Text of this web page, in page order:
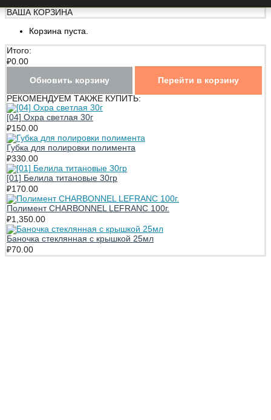
ВАША КОРЗИНА
Корзина пуста.
Итого:
₽0.00
Обновить корзину
Перейти в корзину
РЕКОМЕНДУЕМ ТАКЖЕ КУПИТЬ:
[04] Охра светлая 30г
₽150.00
Губка для полировки полимента
₽330.00
[01] Белила титановые 30гр
₽170.00
Полимент CHARBONNEL LEFRANC 100г.
₽1,350.00
Баночка стеклянная с крышкой 25мл
₽70.00